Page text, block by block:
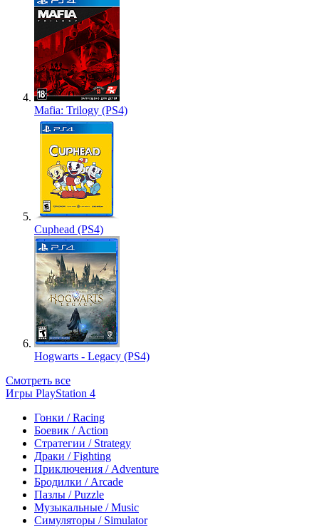
Mafia: Trilogy (PS4)
Cuphead (PS4)
Hogwarts - Legacy (PS4)
Смотреть все
Игры PlayStation 4
Гонки / Racing
Боевик / Action
Стратегии / Strategy
Драки / Fighting
Приключения / Adventure
Бродилки / Arcade
Пазлы / Puzzle
Музыкальные / Music
Симуляторы / Simulator